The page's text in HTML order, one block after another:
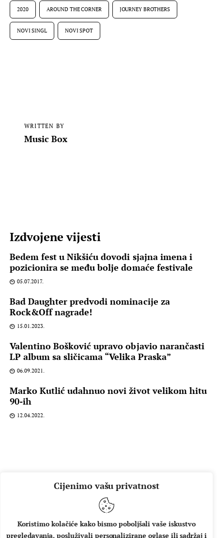
Cijenimo vašu privatnost
Koristimo kolačiće kako bismo poboljšali vaše iskustvo
pregledavanja, posluživali personalizirane oglase ili sadržaj i
2020 AROUND THE CORNER JOURNEY BROTHERS
NOVI SINGL NOVI SPOT
WRITTEN BY
Music Box
Izdvojene vijesti
Bedem fest u Nikšiću dovodi sjajna imena i
pozicionira se među bolje domaće festivale
05.07.2017.
Bad Daughter predvodi nominacije za
Rock&Off nagrade!
15.01.2023.
Valentino Bošković upravo objavio narančasti
LP album sa sličicama “Velika Praska”
06.09.2021.
Marko Kutlić udahnuo novi život velikom hitu
90-ih
12.04.2022.